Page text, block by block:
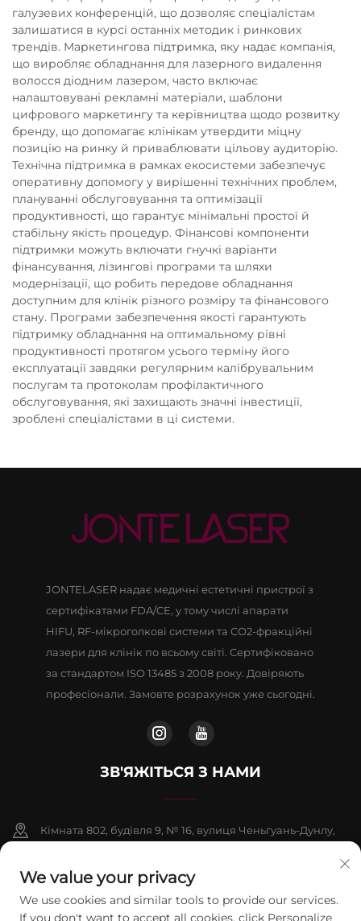
галузевих конференцій, що дозволяє спеціалістам
залишатися в курсі останніх методик і ринкових
трендів. Маркетингова підтримка, яку надає компанія,
що виробляє обладнання для лазерного видалення
волосся діодним лазером, часто включає
налаштовувані рекламні матеріали, шаблони
цифрового маркетингу та керівництва щодо розвитку
бренду, що допомагає клінікам утвердити міцну
позицію на ринку й приваблювати цільову аудиторію.
Технічна підтримка в рамках екосистеми забезпечує
оперативну допомогу у вирішенні технічних проблем,
плануванні обслуговування та оптимізації
продуктивності, що гарантує мінімальні простої й
стабільну якість процедур. Фінансові компоненти
підтримки можуть включати гнучкі варіанти
фінансування, лізингові програми та шляхи
модернізації, що робить передове обладнання
доступним для клінік різного розміру та фінансового
стану. Програми забезпечення якості гарантують
підтримку обладнання на оптимальному рівні
продуктивності протягом усього терміну його
експлуатації завдяки регулярним калібрувальним
послугам та протоколам профілактичного
обслуговування, які захищають значні інвестиції,
зроблені спеціалістами в ці системи.
JONTELASER надає медичні естетичні пристрої з
сертифікатами FDA/CE, у тому числі апарати
HIFU, RF-мікроголкові системи та CO2-фракційні
лазери для клінік по всьому світі. Сертифіковано
за стандартом ISO 13485 з 2008 року. Довіряють
професіонали. Замовте розрахунок уже сьогодні.
ЗВ'ЯЖІТЬСЯ З НАМИ
Кімната 802, будівля 9, № 16, вулиця Ченьгуань-Дунлу,
+86-13911459627
We value your privacy
We use cookies and similar tools to provide our services.
If you don't want to accept all cookies, click Personalize